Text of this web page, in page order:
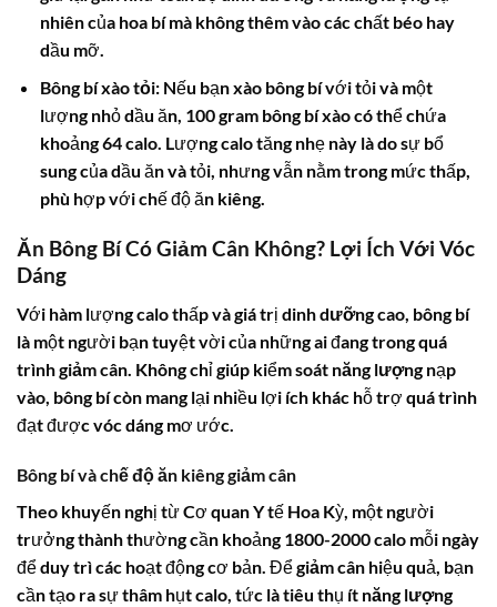
nhiên của hoa bímà không thêm vào các chất béo hay
dầu mỡ.
Bông bí xào tỏi:Nếu bạn xào bông bívới tỏi và một
lượng nhỏ dầu ăn, 100 gram bông bí xàocó thể chứa
khoảng 64calo. Lượngcalotăng nhẹ này là do sự bổ
sung của dầu ăn và tỏi, nhưng vẫn nằm trong mức thấp,
phù hợp với chế độ ăn kiêng.
Ăn Bông Bí Có Giảm Cân Không? Lợi Ích Với Vóc
Dáng
Với hàm lượngcalothấp và giá trị dinh dưỡngcao, bông bí
là một người bạn tuyệt vời của những ai đang trong quá
trìnhgiảm cân . Không chỉ giúp kiểm soát năng lượngnạp
vào, bông bícòn mang lại nhiều lợi ích khác hỗ trợ quá trình
đạt được vóc dáng mơ ước.
Bông bí và chế độ ăn kiêng giảm cân
Theo khuyến nghị từ Cơ quan Y tế Hoa Kỳ, một người
trưởng thành thường cần khoảng 1800-2000calo mỗi ngày
để duy trì các hoạt động cơ bản. Đểgiảm cân hiệu quả, bạn
cần tạo ra sự thâm hụtcalo, tức là tiêu thụ ít năng lượng